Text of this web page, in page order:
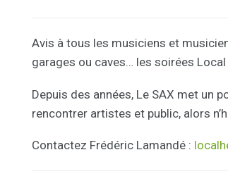
Avis à tous les musiciens et
garages ou caves… les soirées
Depuis des années, Le SAX met un
rencontrer artistes et public, alors
Contactez Frédéric Lamandé :